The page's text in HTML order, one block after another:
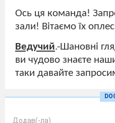
Ось ця команда!
зали! Вітаємо їх
Ведучий.-Шановні
ви чудово знаєте
таки давайте
світ своїх
Додав(-ла)